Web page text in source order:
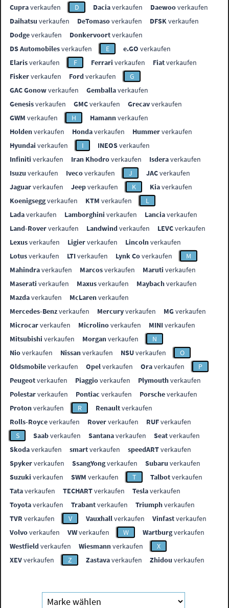
Cupraverkaufen D Daciaverkaufen Daewooverkaufen
Daihatsu verkaufen DeTomasoverkaufen DFSKverkaufen
Dodgeverkaufen Donkervoortverkaufen
DS Automobilesverkaufen E e.GO verkaufen
Elarisverkaufen F Ferrari verkaufen Fiatverkaufen
Fiskerverkaufen Fordverkaufen
G
GAC Gonowverkaufen Gemballaverkaufen
Genesisverkaufen GMCverkaufen Grecavverkaufen
GWM verkaufen H Hamannverkaufen
Holdenverkaufen Hondaverkaufen Hummerverkaufen
Hyundai verkaufen I INEOSverkaufen
Infiniti verkaufen Iran Khodroverkaufen Isderaverkaufen
Isuzu verkaufen Ivecoverkaufen J JACverkaufen
Jaguarverkaufen Jeepverkaufen K Kiaverkaufen
Koenigseggverkaufen KTM verkaufen
L
Ladaverkaufen Lamborghini verkaufen Lanciaverkaufen
Land-Roververkaufen Landwindverkaufen LEVCverkaufen
Lexusverkaufen Ligierverkaufen Lincolnverkaufen
Lotusverkaufen LTIverkaufen Lynk Coverkaufen
M
Mahindraverkaufen Marcosverkaufen Maruti verkaufen
Maserati verkaufen Maxusverkaufen Maybachverkaufen
Mazdaverkaufen McLarenverkaufen
Mercedes-Benzverkaufen Mercuryverkaufen MGverkaufen
Microcarverkaufen Microlinoverkaufen MINIverkaufen
Mitsubishi verkaufen Morganverkaufen
N
Nioverkaufen Nissanverkaufen NSUverkaufen
O
Oldsmobileverkaufen Opelverkaufen Oraverkaufen
P
Peugeotverkaufen Piaggioverkaufen Plymouthverkaufen
Polestarverkaufen Pontiac verkaufen Porscheverkaufen
Protonverkaufen R Renaultverkaufen
Rolls-Royceverkaufen Roververkaufen RUFverkaufen
S
Saabverkaufen Santanaverkaufen Seatverkaufen
Skodaverkaufen smartverkaufen speedARTverkaufen
Spykerverkaufen SsangYongverkaufen Subaru verkaufen
Suzuki verkaufen SWM verkaufen T Talbotverkaufen
Tataverkaufen TECHARTverkaufen Teslaverkaufen
Toyotaverkaufen Trabantverkaufen Triumphverkaufen
TVR verkaufen V Vauxhallverkaufen Vinfastverkaufen
Volvoverkaufen VWverkaufen W Wartburgverkaufen
Westfieldverkaufen Wiesmannverkaufen
X
XEVverkaufen Z Zastavaverkaufen Zhidou verkaufen